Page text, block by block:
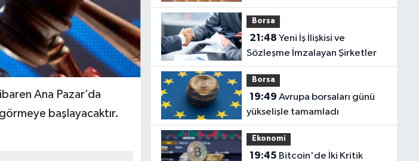
Ana Pazar’da
başlayacaktır.
Borsa
21:48
Sözleşme İmzalayan Şirketler
Borsa
19:49
yükselişle tamamladı
Ekonomi
19:45